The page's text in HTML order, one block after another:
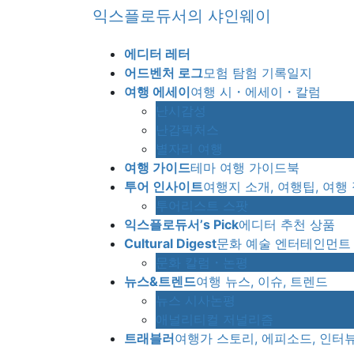
익스플로듀서의 샤인웨이
에디터 레터
어드벤처 로그모험 탐험 기록일지
여행 에세이여행 시・에세이・칼럼
난시감성
난감픽처스
별자리 여행
여행 가이드테마 여행 가이드북
투어 인사이트여행지 소개, 여행팁, 여행
투어리스트 스팟
익스플로듀서’s Pick에디터 추천 상품
Cultural Digest문화 예술 엔터테인먼트
문화 칼럼・논평
뉴스&트렌드여행 뉴스, 이슈, 트렌드
뉴스 시사논평
애널리티컬 저널리즘
트래블러여행가 스토리, 에피소드, 인터